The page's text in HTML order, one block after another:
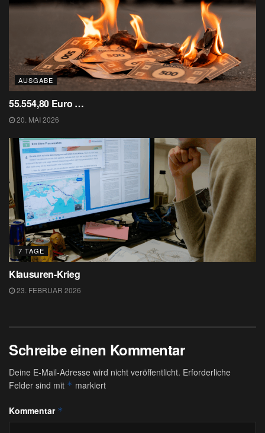
AUSGABE
55.554,80 Euro …
20. MAI 2026
7 TAGE
Klausuren-Krieg
23. FEBRUAR 2026
Schreibe einen Kommentar
Deine E-Mail-Adresse wird nicht veröffentlicht. Erforderliche
Felder sind mit * markiert
Kommentar *